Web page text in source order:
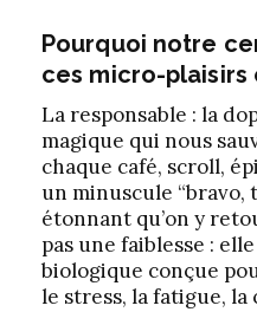
Pourquoi notre
ces micro-plaisirs
La responsable : la
magique qui nous
chaque café, scroll,
un minuscule “bravo,
étonnant qu’on y
pas une faiblesse :
biologique conçue
le stress, la fatigue, la